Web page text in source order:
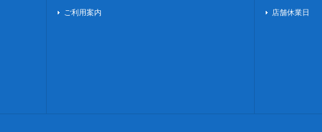
ご利用案内 店舗休業日